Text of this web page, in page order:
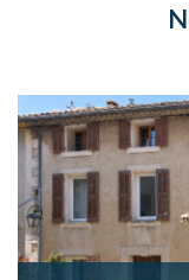
10KM
Critères
Piscine Parking